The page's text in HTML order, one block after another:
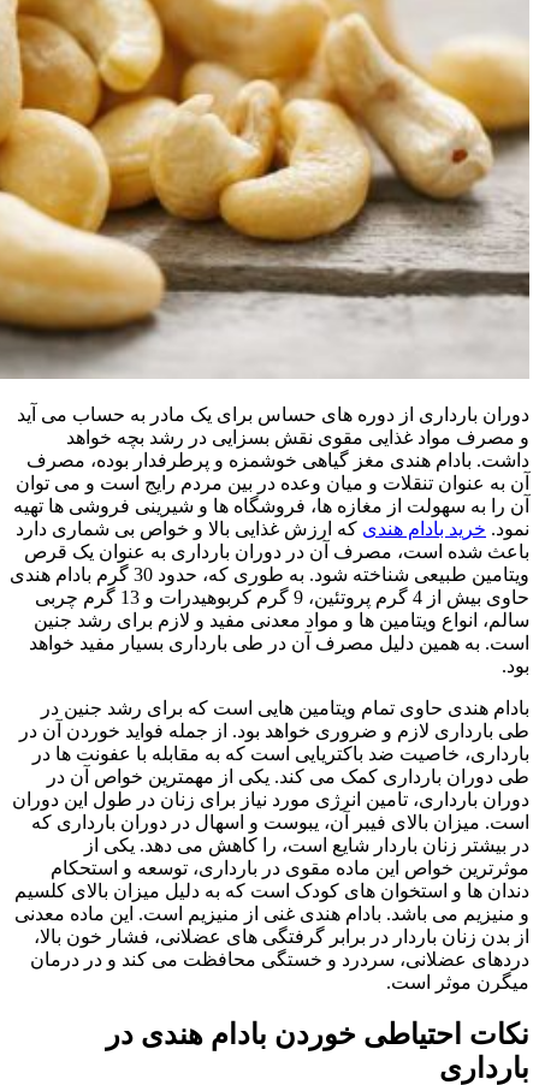
دوران بارداری از دوره های حساس برای یک مادر به حساب می آید
و مصرف مواد غذایی مقوی نقش بسزایی در رشد بچه خواهد
داشت. بادام هندی مغز گیاهی خوشمزه و پرطرفدار بوده، مصرف
آن به عنوان تنقلات و میان وعده در بین مردم رایج است و می توان
آن را به سهولت از مغازه ها، فروشگاه ها و شیرینی فروشی ها تهیه
نمود. خرید بادام هندی که ارزش غذایی بالا و خواص بی شماری دارد
باعث شده است، مصرف آن در دوران بارداری به عنوان یک قرص
ویتامین طبیعی شناخته شود. به طوری که، حدود 30 گرم بادام هندی
حاوی بیش از 4 گرم پروتئین، 9 گرم کربوهیدرات و 13 گرم چربی
سالم، انواع ویتامین ها و مواد معدنی مفید و لازم برای رشد جنین
است. به همین دلیل مصرف آن در طی بارداری بسیار مفید خواهد
بود.
بادام هندی حاوی تمام ویتامین هایی است که برای رشد جنین در
طی بارداری لازم و ضروری خواهد بود. از جمله فواید خوردن آن در
بارداری، خاصیت ضد باکتریایی است که به مقابله با عفونت ها در
طی دوران بارداری کمک می کند. یکی از مهمترین خواص آن در
دوران بارداری، تامین انرژی مورد نیاز برای زنان در طول این دوران
است. میزان بالای فیبر آن، یبوست و اسهال در دوران بارداری که
در بیشتر زنان باردار شایع است، را کاهش می دهد. یکی از
موثرترین خواص این ماده مقوی در بارداری، توسعه و استحکام
دندان ها و استخوان های کودک است که به دلیل میزان بالای کلسیم
و منیزیم می باشد. بادام هندی غنی از منیزیم است. این ماده معدنی
از بدن زنان باردار در برابر گرفتگی های عضلانی، فشار خون بالا،
دردهای عضلانی، سردرد و خستگی محافظت می کند و در درمان
میگرن موثر است.
نکات احتیاطی خوردن بادام هندی در
بارداری